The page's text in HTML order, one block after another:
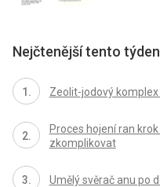
Nejčtenější tento týden
Zeolit-jodový
Proces hojení ran
zkomplikovat
Umělý svěrač anu po